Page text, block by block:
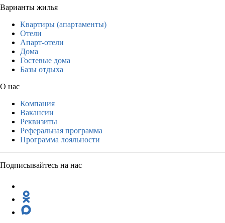
Варианты жилья
Квартиры (апартаменты)
Отели
Апарт-отели
Дома
Гостевые дома
Базы отдыха
О нас
Компания
Вакансии
Реквизиты
Реферальная программа
Программа лояльности
Подписывайтесь на нас